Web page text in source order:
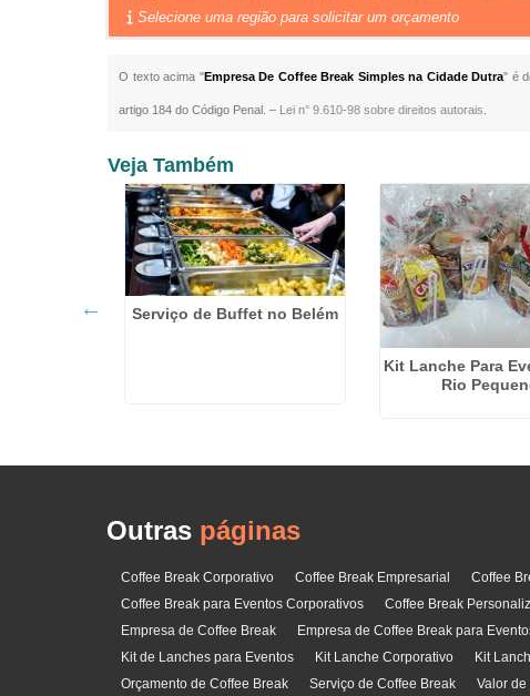
Selecione uma região para solicitar um orçamento
O texto acima "Empresa De Coffee Break Simples na Cidade Dutra" é
artigo 184 do Código Penal. – Lei n° 9.610-98 sobre direitos autorais
Veja Também
Serviço de Buffet no Belém
Kit Lanche Para
Rio
Outras páginas
Coffee Break Corporativo Coffee Break Empresarial Coffee
Coffee Break para Eventos Corporativos
Coffee Break
Empresa de Coffee Break
Empresa de Coffee Break para
Kit de Lanches para Eventos
Kit Lanche Corporativo Kit
Orçamento de Coffee Break
Serviço de Coffee Break Valor de